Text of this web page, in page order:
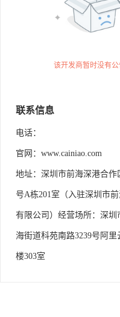
该开发商暂时没有公
联系信息
电话：
官网：www.cainiao.com
地址：深圳市前海深港合作
号A栋201室（入驻深圳市
有限公司）经营场所：深圳
海街道科苑南路3239号阿里
楼303室